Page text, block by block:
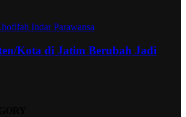
Kota di Jatim Berubah Jadi